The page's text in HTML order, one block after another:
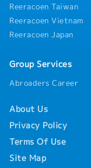
Reeracoen Taiwan
Reeracoen Vietnam
Reeracoen Japan
Group Services
Abroaders Career
About Us
Privacy Policy
Terms Of Use
Site Map